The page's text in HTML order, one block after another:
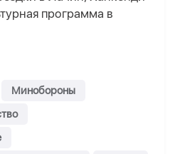
программа в
Минобороны